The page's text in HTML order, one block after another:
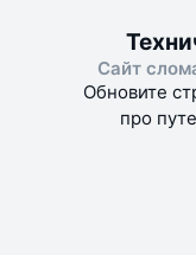
Сайт
Обновите
про